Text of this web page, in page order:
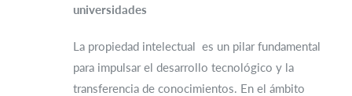
universidades
La propiedad intelectual es un pilar fundamental
para impulsar el desarrollo tecnológico y la
transferencia de conocimientos. En el ámbito